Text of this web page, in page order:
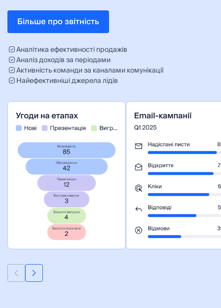
Аналітика ефективності продажів
Аналіз доходів за періодами
Активність команди за каналами комунікації
Найефективніші джерела лідів
Більше про звітність